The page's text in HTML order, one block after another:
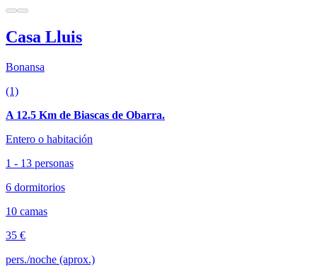
Casa Lluis
Bonansa
(1)
A 12.5 Km de Biascas de Obarra.
Entero o habitación
1 - 13 personas
6 dormitorios
10 camas
35 €
pers./noche (aprox.)